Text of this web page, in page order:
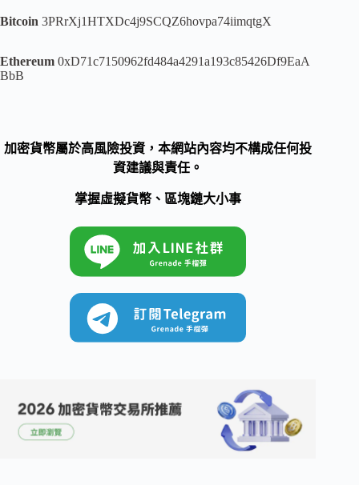
Bitcoin 3PRrXj1HTXDc4j9SCQZ6hovpa74iimqtgX
Ethereum 0xD71c7150962fd484a4291a193c85426Df9EaA
BbB
加密貨幣屬於高風險投資，本網站內容均不構成任何投
資建議與責任。
掌握虛擬貨幣、區塊鏈大小事